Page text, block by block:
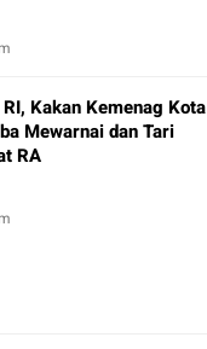
Kakan Kemenag Kota
Mewarnai dan Tari
RA